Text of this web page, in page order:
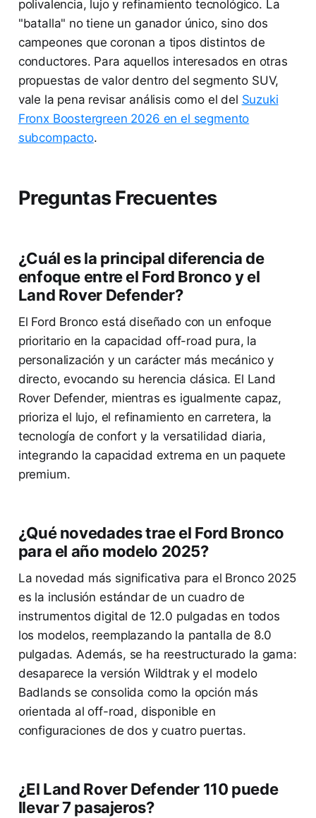
polivalencia, lujo y refinamiento tecnológico. La
"batalla" no tiene un ganador único, sino dos
campeones que coronan a tipos distintos de
conductores. Para aquellos interesados en otras
propuestas de valor dentro del segmento SUV,
vale la pena revisar análisis como el del Suzuki
Fronx Boostergreen 2026 en el segmento
subcompacto.
Preguntas Frecuentes
¿Cuál es la principal diferencia de
enfoque entre el Ford Bronco y el
Land Rover Defender?
El Ford Bronco está diseñado con un enfoque
prioritario en la capacidad off-road pura, la
personalización y un carácter más mecánico y
directo, evocando su herencia clásica. El Land
Rover Defender, mientras es igualmente capaz,
prioriza el lujo, el refinamiento en carretera, la
tecnología de confort y la versatilidad diaria,
integrando la capacidad extrema en un paquete
premium.
¿Qué novedades trae el Ford Bronco
para el año modelo 2025?
La novedad más significativa para el Bronco 2025
es la inclusión estándar de un cuadro de
instrumentos digital de 12.0 pulgadas en todos
los modelos, reemplazando la pantalla de 8.0
pulgadas. Además, se ha reestructurado la gama:
desaparece la versión Wildtrak y el modelo
Badlands se consolida como la opción más
orientada al off-road, disponible en
configuraciones de dos y cuatro puertas.
¿El Land Rover Defender 110 puede
llevar 7 pasajeros?